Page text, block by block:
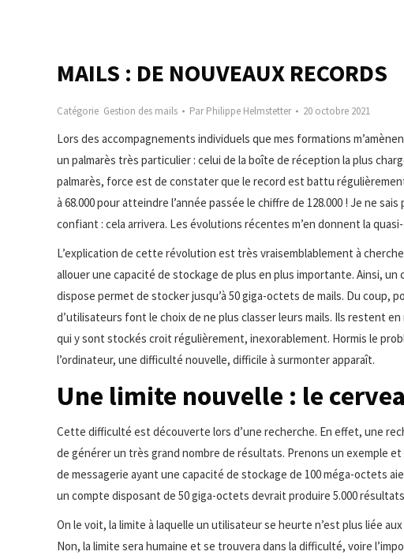
MAILS : DE NOUVEAUX RECORDS
Catégorie Gestion des mails ParPhilippe Helmstetter 20 octobre 2021
Lors des accompagnements individuels que mes formations
un palmarès très particulier : celui de la boîte de réception la plus
palmarès, force est de constater que le record est battu
à 68.000 pour atteindre l’année passée le chiffre de 128.000 ! Je ne
confiant : cela arrivera. Les évolutions récentes m’en donnent la
L’explication de cette révolution est très vraisemblablement à
allouer une capacité de stockage de plus en plus importante. Ainsi,
dispose permet de stocker jusqu’à 50 giga-octets de mails. Du coup,
d’utilisateurs font le choix de ne plus classer leurs mails. Ils restent
qui y sont stockés croit régulièrement, inexorablement. Hormis le
l’ordinateur, une difficulté nouvelle, difficile à surmonter apparaît.
Une limite nouvelle : le
Cette difficulté est découverte lors d’une recherche. En effet, une
de générer un très grand nombre de résultats. Prenons un exemple
de messagerie ayant une capacité de stockage de 100 méga-octets
un compte disposant de 50 giga-octets devrait produire 5.000
On le voit, la limite à laquelle un utilisateur se heurte n’est plus liée
Non, la limite sera humaine et se trouvera dans la difficulté, voire